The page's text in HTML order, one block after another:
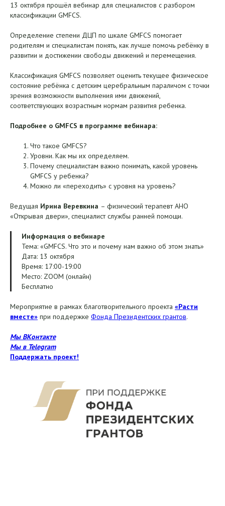
13 октября прошёл вебинар для специалистов с разбором
классификации GMFCS.
Определение степени ДЦП по шкале GMFCS помогает
родителям и специалистам понять, как лучше помочь ребёнку в
развитии и достижении свободы движений и перемещения.
Классификация GMFCS позволяет оценить текущее физическое
состояние ребёнка с детским церебральным параличом с точки
зрения возможности выполнения ими движений,
соответствующих возрастным нормам развития ребенка.
Подробнее о GMFCS в программе вебинара:
Что такое GMFCS?
Уровни. Как мы их определяем.
Почему специалистам важно понимать, какой уровень
GMFCS у ребенка?
Можно ли «переходить» с уровня на уровень?
Ведущая Ирина Веревкина – физический терапевт АНО
«Открывая двери», специалист службы ранней помощи.
Информация о вебинаре
Тема: «GMFCS. Что это и почему нам важно об этом знать»
Дата: 13 октября
Время: 17:00-19:00
Место: ZOOM (онлайн)
Бесплатно
Мероприятие в рамках благотворительного проекта «Расти
вместе» при поддержке Фонда Президентских грантов.
Мы ВКонтакте
Мы в Telegram
Поддержать проект!